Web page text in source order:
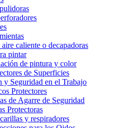
caliente o decapadoras
pintar
de pintura y color
de Superficies
y Seguridad en el Trabajo
Protectores
de Agarre de Seguridad
Protectoras
y respiradores